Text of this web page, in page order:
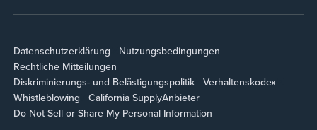
Datenschutzerklärung
Nutzungsbedingungen
Rechtliche Mitteilungen
Diskriminierungs- und Belästigungspolitik
Verhaltenskodex
Whistleblowing
California SupplyAnbieter
Do Not Sell or Share My Personal Information